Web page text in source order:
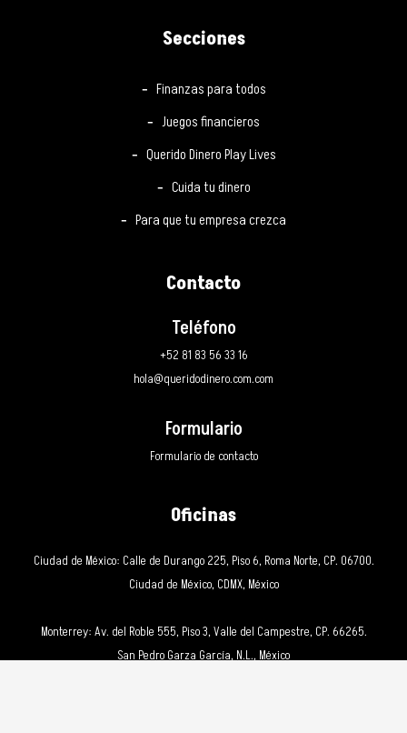
Secciones
Finanzas para todos
Juegos financieros
Querido Dinero Play Lives
Cuida tu dinero
Para que tu empresa crezca
Contacto
Teléfono
+52 81 83 56 33 16
hola@queridodinero.com.com
Formulario
Formulario de contacto
Oficinas
Ciudad de México: Calle de Durango 225, Piso 6, Roma Norte, CP. 06700.
Ciudad de México, CDMX, México
Monterrey: Av. del Roble 555, Piso 3, Valle del Campestre, CP. 66265.
San Pedro Garza García, N.L., México